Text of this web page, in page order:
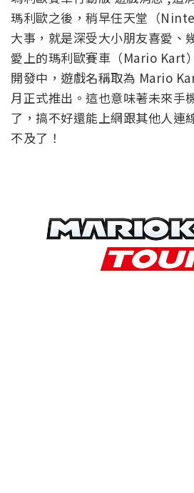
瑪利歐之後，稍早任天堂（
大事，就是深受大小朋友喜愛、
愛上的瑪利歐賽車（Mario Kart
開發中，遊戲名稱取為 Mario
月正式推出。這也意味著未來手
了，搞不好還能上網跟其他人連
不及了！